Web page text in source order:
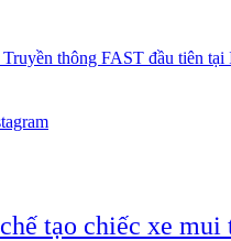
thông FAST đầu tiên tại
tạo chiếc xe